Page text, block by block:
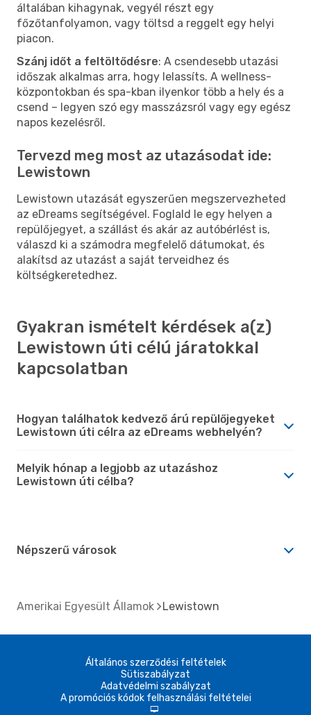
általában kihagynak, vegyél részt egy
főzőtanfolyamon, vagy töltsd a reggelt egy helyi
piacon.
Szánj időt a feltöltődésre: A csendesebb utazási
időszak alkalmas arra, hogy lelassíts. A wellness-
központokban és spa-kban ilyenkor több a hely és a
csend – legyen szó egy masszázsról vagy egy egész
napos kezelésről.
Tervezd meg most az utazásodat ide:
Lewistown
Lewistown utazását egyszerűen megszervezheted
az eDreams segítségével. Foglald le egy helyen a
repülőjegyet, a szállást és akár az autóbérlést is,
válaszd ki a számodra megfelelő dátumokat, és
alakítsd az utazást a saját terveidhez és
költségkeretedhez.
Gyakran ismételt kérdések a(z)
Lewistown úti célú járatokkal
kapcsolatban
Hogyan találhatok kedvező árú repülőjegyeket
Lewistown úti célra az eDreams webhelyén?
Melyik hónap a legjobb az utazáshoz
Lewistown úti célba?
Népszerű városok
Amerikai Egyesült Államok Lewistown
Általános szerződési feltételek
Sütiszabályzat
Adatvédelmi szabályzat
A promóciós kódok felhasználási feltételei
d